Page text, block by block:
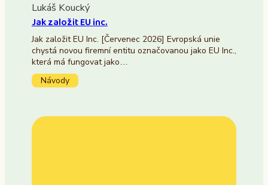
Lukáš Koucký
Jak založit EU inc.
Jak založit EU Inc. [Červenec 2026] Evropská unie
chystá novou firemní entitu označovanou jako EU Inc.,
která má fungovat jako…
Návody